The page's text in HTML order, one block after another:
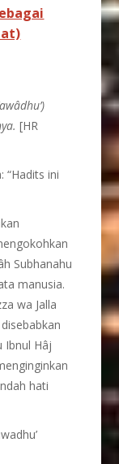
[HR
“Hadits ini
Subhanahu
manusia.
wa Jalla
Ibnul Hâj
hati